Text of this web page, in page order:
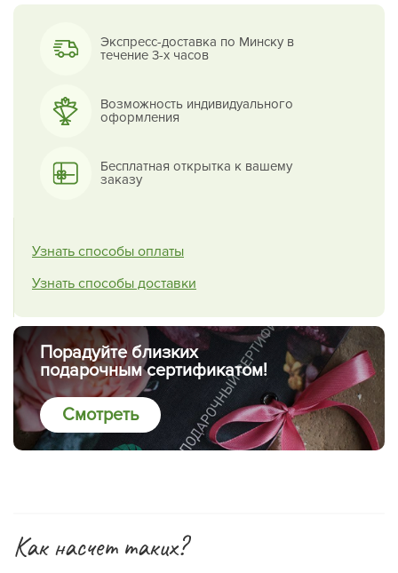
Экспресс-доставка по Минску в
течение 3-х часов
Возможность индивидуального
оформления
Бесплатная открытка к вашему
заказу
Узнать способы оплаты
Узнать способы доставки
Порадуйте близких
подарочным сертификатом!
Смотреть
Как насчет таких?